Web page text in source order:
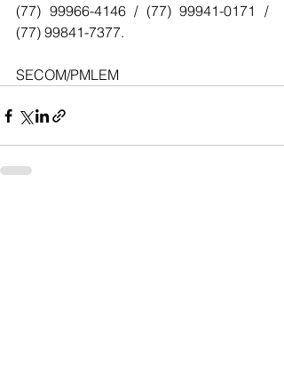
(77) 99966-4146 / (77) 99941-0171 /
(77) 99841-7377.
SECOM/PMLEM